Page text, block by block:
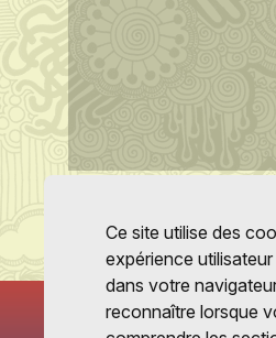
Ce site utilise des
expérience
dans votre
reconnaître lorsque